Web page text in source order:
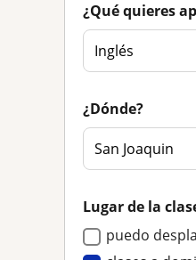
¿Qué quieres
¿Dónde?
Lugar de la
puedo